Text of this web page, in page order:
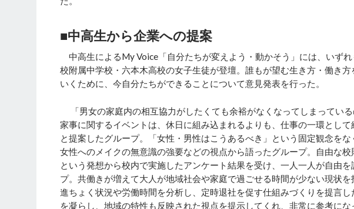
■中高生から企業への提案
中高生によるMy Voice「自分たちが変えよう・動かそう」には、いず
校附属中学校・六本木高校の女子生徒が登壇。誰もが望む生き方・働き
いくために、今自分たちができることについて意見発表を行った。
「男女の家庭内の相互協力がしたくても余裕がなくなってしまっている
家事に関するイベントは、休日に組み込まれるよりも、仕事の一環とし
と提案したグループ。「女性・男性はこうあるべき」という固定観念を
女性へのメイクの無意識の強要などの視点から語ったグループ。自由な
という発想から校内で実施したアンケート結果を受け、一人一人が自由
プ。共働きが増えて大人が地域社会や家庭で過ごせる時間が少ない現状
進ちょく状況や労働時間を分析し、定時退社を促す仕組みづくりを提言
を凝らし、地域の特性も反映された視点を提示してくれ、非常に参考にな